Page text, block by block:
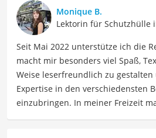
detaillierte Produktvergleiche,
technische Analysen, um
sowohl informierte
die besten elektronischen
zu finden.
Der iPhone-14-Plus-Hülle-Vergleich
besonders empfehlenswert für
Monique B.
Lektorin für Schutzhülle
Seit Mai 2022 unterstütze ich die
macht mir besonders viel Spaß,
Weise leserfreundlich zu
Expertise in den verschiedensten
einzubringen. In meiner Freizeit